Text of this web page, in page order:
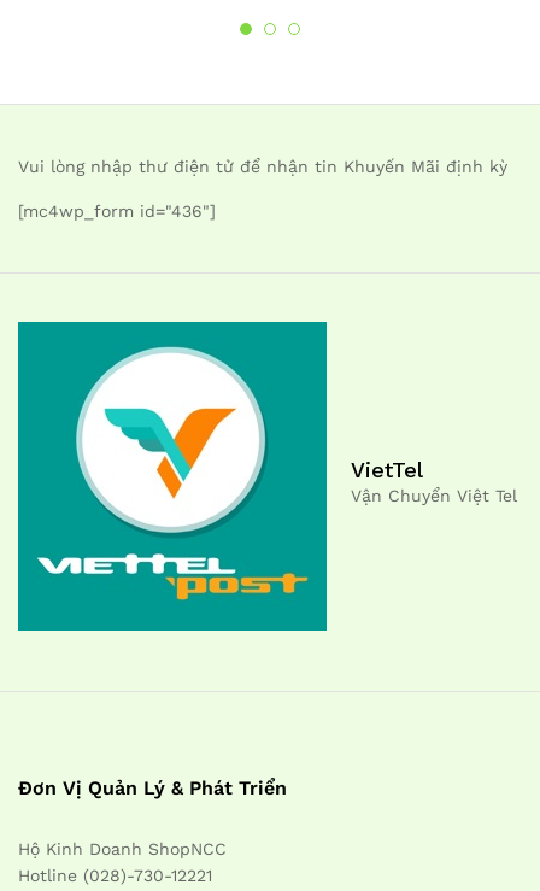
Vui lòng nhập thư điện tử để nhận tin Khuyến Mãi định kỳ
[mc4wp_form id="436"]
VietTel
Vận Chuyển Việt Tel
Đơn Vị Quản Lý & Phát Triển
Hộ Kinh Doanh ShopNCC
Hotline (028)-730-12221